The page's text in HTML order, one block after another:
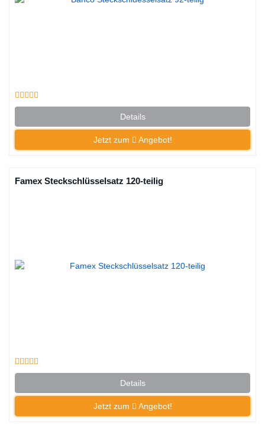
Details
Jetzt zum Angebot!
Famex Steckschlüsselsatz 120-teilig
Details
Jetzt zum Angebot!